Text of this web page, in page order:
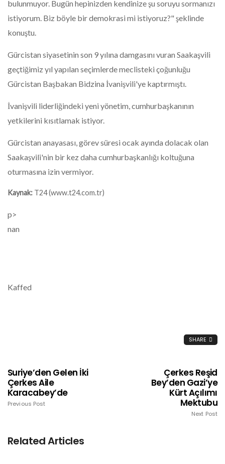
bulunmuyor. Bugün hepinizden kendinize şu soruyu sormanızı
istiyorum. Biz böyle bir demokrasi mi istiyoruz?" şeklinde
konuştu.
Gürcistan siyasetinin son 9 yılına damgasını vuran Saakaşvili
geçtiğimiz yıl yapılan seçimlerde meclisteki çoğunluğu
Gürcistan Başbakan Bidzina İvanişvili'ye kaptırmıştı.
İvanişvili liderliğindeki yeni yönetim, cumhurbaşkanının
yetkilerini kısıtlamak istiyor.
Gürcistan anayasası, görev süresi ocak ayında dolacak olan
Saakaşvili'nin bir kez daha cumhurbaşkanlığı koltuğuna
oturmasına izin vermiyor.
Kaynak: T24 (www.t24.com.tr)
p>
nan
Kaffed
SHARE
Suriye’den Gelen İki
Çerkes Aile
Karacabey’de
Previous Post
Çerkes Reşid
Bey’den Gazi’ye
Kürt Açılımı
Mektubu
Next Post
Related Articles